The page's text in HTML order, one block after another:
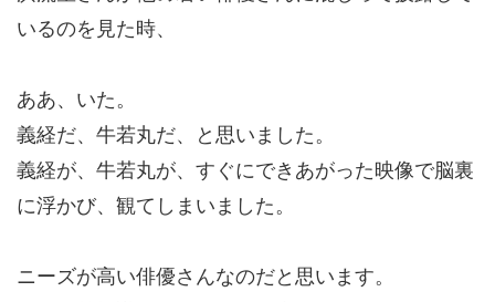
いるのを見た時、
ああ、いた。
義経だ、牛若丸だ、と思いました。
義経が、牛若丸が、すぐにできあがった映像で脳裏
に浮かび、観てしまいました。
ニーズが高い俳優さんなのだと思います。